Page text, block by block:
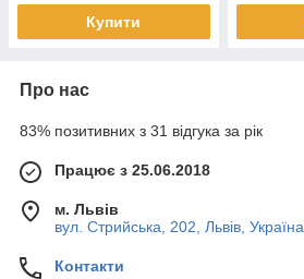
Купити
Про нас
83% позитивних з 31 відгука за рік
Працює з 25.06.2018
м. Львів
вул. Стрийська, 202, Львів, Україна
Контакти